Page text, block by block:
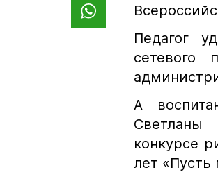
Педагог
сетевого
А
Светланы
конкурсе
лет «Пусть